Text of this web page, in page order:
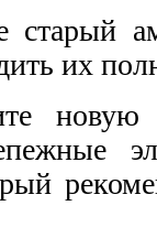
старый
их
новую